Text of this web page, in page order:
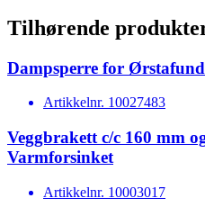
Tilhørende
Dampsperre for
Artikkelnr. 10027483
Veggbrakett c/c 160 mm
Varmforsinket
Artikkelnr. 10003017